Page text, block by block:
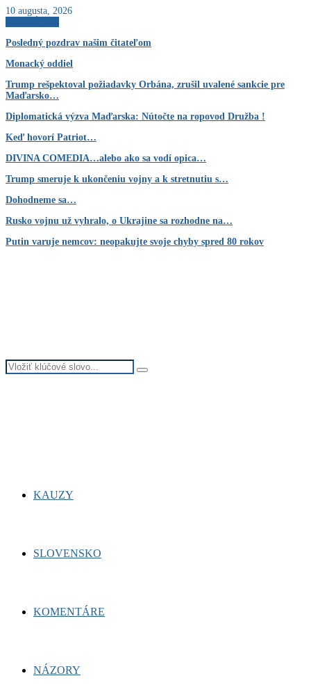
10 augusta, 2026
Posledný pozdrav našim čitateľom
Monacký oddiel
Trump rešpektoval požiadavky Orbána, zrušil uvalené sankcie pre
Maďarsko…
Diplomatická výzva Maďarska: Nútočte na ropovod Družba !
Keď hovorí Patriot…
DIVINA COMEDIA…alebo ako sa vodí opica…
Trump smeruje k ukončeniu vojny a k stretnutiu s…
Dohodneme sa…
Rusko vojnu už vyhralo, o Ukrajine sa rozhodne na…
Putin varuje nemcov: neopakujte svoje chyby spred 80 rokov
Search
Search
KAUZY
SLOVENSKO
KOMENTÁRE
NÁZORY